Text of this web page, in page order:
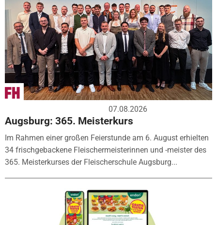
07.08.2026
Augsburg: 365. Meisterkurs
Im Rahmen einer großen Feierstunde am 6. August erhielten
34 frischgebackene Fleischermeisterinnen und -meister des
365. Meisterkurses der Fleischerschule Augsburg...